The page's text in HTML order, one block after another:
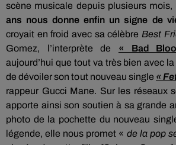
scène musicale depuis plusieurs mois,
ans nous donne enfin un signe de
croyait en froid avec sa célèbre Best
Gomez, l’interprète de « Bad
aujourd’hui que tout va très bien avec
de dévoiler son tout nouveau single «
rappeur Gucci Mane. Sur les réseaux
apporte ainsi son soutien à sa grande
photo de la pochette du nouveau
légende, elle nous promet « de la pop